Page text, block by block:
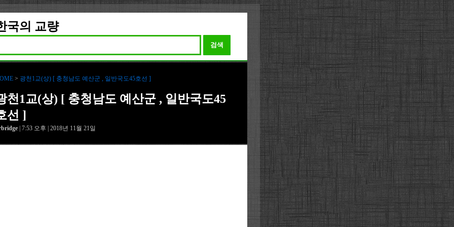
국의 교량
검색
> 광천1교(상) [ 충청남도 예산군 , 일반국도45호선 ]
천1교(상) [ 충청남도 예산군 , 일반국도45
선 ]
| 7:53 오후 | 2018년 11월 21일